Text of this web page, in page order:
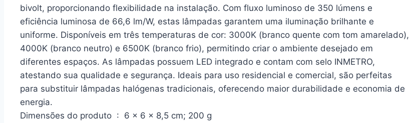
bivolt, proporcionando flexibilidade na instalação. Com fluxo luminoso de 350 lúmens e
eficiência luminosa de 66,6 lm/W, estas lâmpadas garantem uma iluminação brilhante e
uniforme. Disponíveis em três temperaturas de cor: 3000K (branco quente com tom amarelado),
4000K (branco neutro) e 6500K (branco frio), permitindo criar o ambiente desejado em
diferentes espaços. As lâmpadas possuem LED integrado e contam com selo INMETRO,
atestando sua qualidade e segurança. Ideais para uso residencial e comercial, são perfeitas
para substituir lâmpadas halógenas tradicionais, oferecendo maior durabilidade e economia de
energia.
Dimensões do produto ‏ : ‎ 6 x 6 x 8,5 cm; 200 g